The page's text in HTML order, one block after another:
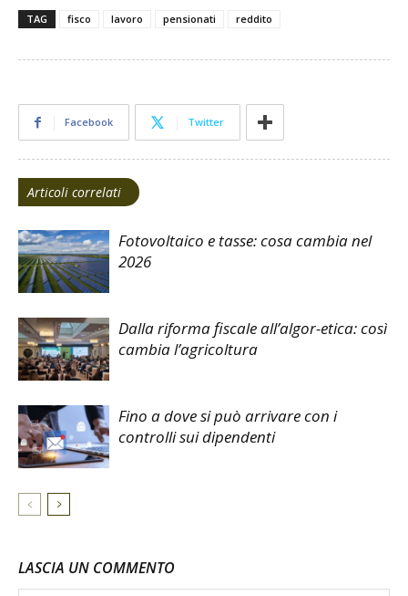
TAG fisco lavoro pensionati reddito
Facebook Twitter
Articoli correlati
Fotovoltaico e tasse: cosa cambia nel
2026
Dalla riforma fiscale all’algor-etica: così
cambia l’agricoltura
Fino a dove si può arrivare con i
controlli sui dipendenti
LASCIA UN COMMENTO